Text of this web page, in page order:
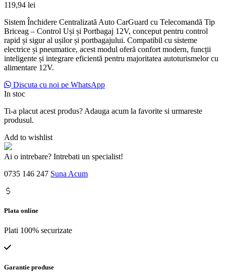
119,94 lei
Sistem Închidere Centralizată Auto CarGuard cu Telecomandă Tip
Briceag – Control Uși și Portbagaj 12V, conceput pentru control
rapid și sigur al ușilor și portbagajului. Compatibil cu sisteme
electrice și pneumatice, acest modul oferă confort modern, funcții
inteligente și integrare eficientă pentru majoritatea autoturismelor cu
alimentare 12V.
Discuta cu noi pe WhatsApp
In stoc
Ti-a placut acest produs? Adauga acum la favorite si urmareste
produsul.
Add to wishlist
Ai o intrebare? Intrebati un specialist!
0735 146 247 Suna Acum
Plata online
Plati 100% securizate
Garantie produse